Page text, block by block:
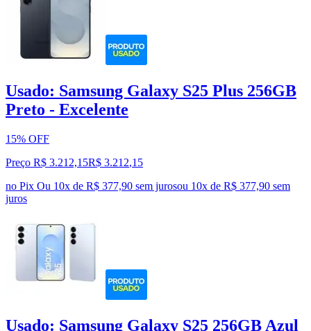
Usado: Samsung Galaxy S25 Plus 256GB
Preto - Excelente
15% OFF
Preço R$ 3.212,15R$ 3.212,15
no Pix Ou 10x de R$ 377,90 sem jurosou 10x de R$ 377,90 sem
juros
Usado: Samsung Galaxy S25 256GB Azul